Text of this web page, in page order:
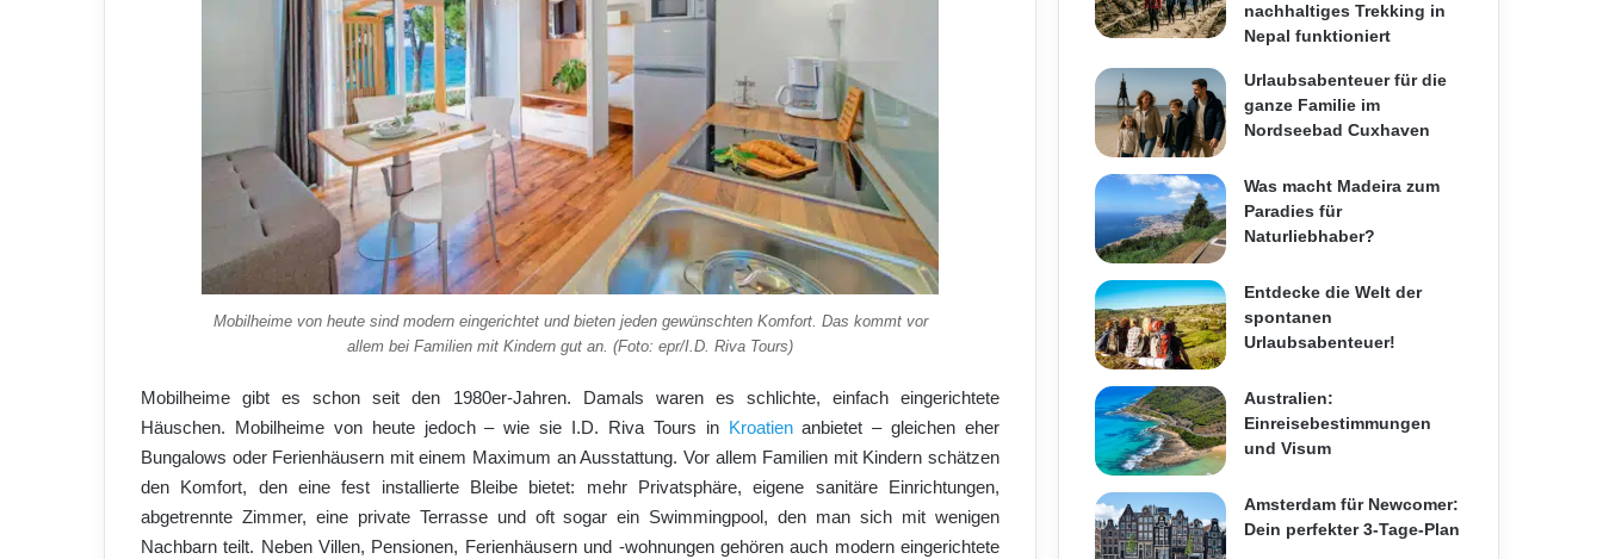
Mobilheime von heute sind modern eingerichtet und bieten jeden gewünschten Komfort. Das kommt vor
allem bei Familien mit Kindern gut an. (Foto: epr/I.D. Riva Tours)
Mobilheime gibt es schon seit den 1980er-Jahren. Damals waren es schlichte, einfach eingerichtete
Häuschen. Mobilheime von heute jedoch – wie sie I.D. Riva Tours in Kroatienanbietet – gleichen eher
Bungalows oder Ferienhäusern mit einem Maximum an Ausstattung. Vor allem Familien mit Kindern schätzen
den Komfort, den eine fest installierte Bleibe bietet: mehr Privatsphäre, eigene sanitäre Einrichtungen,
abgetrennte Zimmer, eine private Terrasse und oft sogar ein Swimmingpool, den man sich mit wenigen
Nachbarn teilt. Neben Villen, Pensionen, Ferienhäusern und -wohnungen gehören auch modern eingerichtete
nachhaltiges Trekking in
Nepal funktioniert
Urlaubsabenteuer für die
ganze Familie im
Nordseebad Cuxhaven
Was macht Madeira zum
Paradies für
Naturliebhaber?
Entdecke die Welt der
spontanen
Urlaubsabenteuer!
Australien:
Einreisebestimmungen
und Visum
Amsterdam für Newcomer:
Dein perfekter 3-Tage-Plan